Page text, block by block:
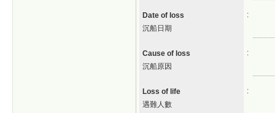
Date of loss
沉船日期
:
Cause of loss
沉船原因
:
Loss of life
遇難人數
: